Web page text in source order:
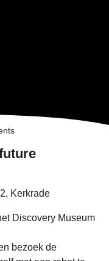
Kerkrade
Discovery Museum
bezoek de